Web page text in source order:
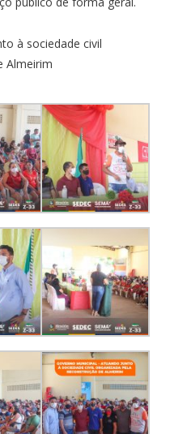
à sociedade civil
Almeirim